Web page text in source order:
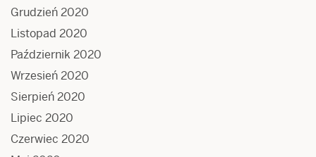
Grudzień 2020
Listopad 2020
Październik 2020
Wrzesień 2020
Sierpień 2020
Lipiec 2020
Czerwiec 2020